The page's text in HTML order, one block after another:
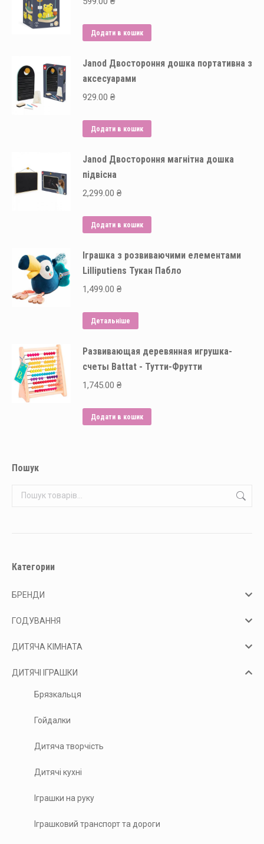
Додати в кошик
Janod Двостороння дошка портативна з
аксесуарами
929.00 ₴
Додати в кошик
Janod Двостороння магнітна дошка
підвісна
2,299.00 ₴
Додати в кошик
Іграшка з розвиваючими елементами
Lilliputiens Тукан Пабло
1,499.00 ₴
Детальніше
Развивающая деревянная игрушка-
счеты Battat - Тутти-Фрутти
1,745.00 ₴
Додати в кошик
Пошук
Категории
БРЕНДИ
ГОДУВАННЯ
ДИТЯЧА КІМНАТА
ДИТЯЧІ ІГРАШКИ
Брязкальця
Гойдалки
Дитяча творчість
Дитячі кухні
Іграшки на руку
Іграшковий транспорт та дороги